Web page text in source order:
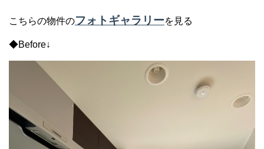
こちらの物件のフォトギャラリーを見る
◆Before↓